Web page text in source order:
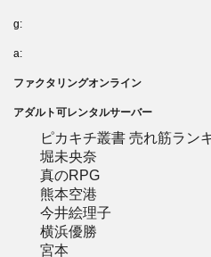
g:
a:
ファクタリングオンライン
アダルト可レンタルサーバー
ピカキチ叢書 売れ筋ラン
堀未央奈
真のRPG
熊本空港
今井絵理子
横浜優勝
宮本